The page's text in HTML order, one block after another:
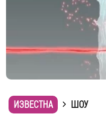
ИЗВЕСТНА
ШОУ